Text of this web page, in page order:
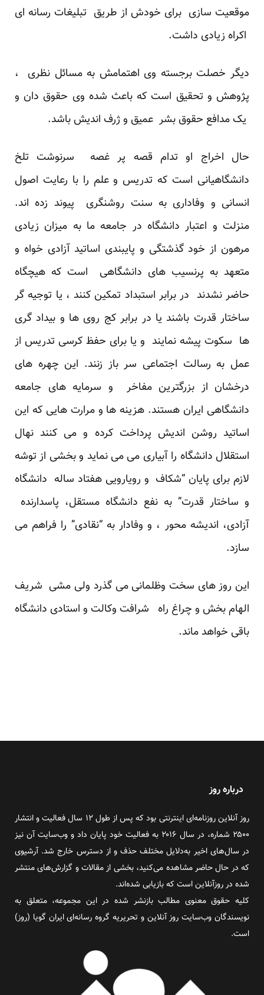
موقعیت سازی برای خودش از طریق تبلیغات رسانه ای
اکراه زیادی داشت.
دیگر خصلت برجسته وی اهتمامش به مسائل نظری ،
پژوهش و تحقیق است که باعث شده وی حقوق دان و
یک مدافع حقوق بشر عمیق و ژرف اندیش باشد.
حال اخراج او تدام قصه پر غصه سرنوشت تلخ
دانشگاهیانی است که تدریس و علم را با رعایت اصول
انسانی و وفاداری به سنت روشنگری پیوند زده اند.
منزلت و اعتبار دانشگاه در جامعه ما به میزان زیادی
مرهون از خود گذشتگی و پایبندی اساتید آزادی خواه و
متعهد به پرنسیب های دانشگاهی است که هیچگاه
حاضر نشدند در برابر استبداد تمکین کنند ، یا توجیه گر
ساختار قدرت باشند یا در برابر کج روی ها و بیداد گری
ها سکوت پیشه نمایند و یا برای حفظ کرسی تدریس از
عمل به رسالت اجتماعی سر باز زنند. این چهره های
درخشان از بزرگترین مفاخر و سرمایه های جامعه
دانشگاهی ایران هستند. هزینه ها و مرارت هایی که این
اساتید روشن اندیش پرداخت کرده و می کنند نهال
استقلال دانشگاه را آبیاری می می نماید و بخشی از توشه
لازم برای پایان “شکاف و رویارویی هفتاد ساله دانشگاه
و ساختار قدرت” به نفع دانشگاه مستقل، پاسدارنده
آزادی، اندیشه محور ، و وفادار به “نقادی” را فراهم می
سازد.
این روز های سخت وظلمانی می گذرد ولی مشی شریف
الهام بخش و چراغ راه شرافت وکالت و استادی دانشگاه
باقی خواهد ماند.
درباره روز
روز آنلاین روزنامه‌ای اینترنتی بود که پس از طول ۱۲ سال فعالیت و انتشار
۲۵۰۰ شماره، در سال ۲۰۱۶ به فعالیت خود پایان داد و وب‌سایت آن نیز
در سال‌های اخیر به‌دلایل مختلف حذف و از دسترس خارج شد. آرشیوی
که در حال حاضر مشاهده می‌کنید، بخشی از مقالات و گزارش‌های منتشر
شده در روزآنلاین است که بازیابی شده‌اند.
کلیه حقوق معنوی مطالب بازنشر شده در این مجموعه، متعلق به
نویسندگان وب‌سایت روز آنلاین و تحریریه گروه رسانه‌ای ایران گویا (روز)
است.